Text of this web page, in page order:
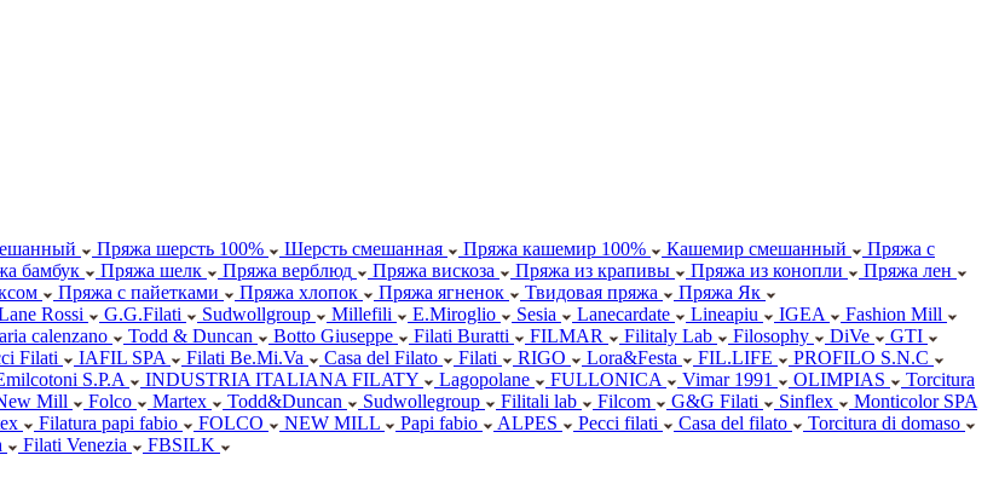
Пряжа шерсть 100% Шерсть смешанная Пряжа кашемир 100% Кашемир смешанный
Пряжа с
бамбук Пряжа шелк Пряжа верблюд Пряжа вискоза Пряжа из крапивы Пряжа из конопли
Пряжа лен
Пряжа с пайетками Пряжа хлопок Пряжа ягненок Твидовая пряжа
Пряжа Як
Rossi G.G.Filati Sudwollgroup Millefili E.Miroglio Sesia Lanecardate Lineapiu IGEA
Fashion Mill
calenzano Todd & Duncan Botto Giuseppe Filati Buratti FILMAR Filitaly Lab Filosophy DiVe
GTI
Filati IAFIL SPA Filati Be.Mi.Va Casa del Filato Filati RIGO Lora&Festa FIL.LIFE
PROFILO S.N.C
S.P.A INDUSTRIA ITALIANA FILATY Lagopolane FULLONICA Vimar 1991 OLIMPIAS
Torcitura
Mill Folco Martex Todd&Duncan Sudwollegroup Filitali lab Filcom G&G Filati Sinflex
Monticolor SPA
Filatura papi fabio FOLCO NEW MILL Papi fabio ALPES Pecci filati Casa del filato
Torcitura di domaso
Filati Venezia
FBSILK